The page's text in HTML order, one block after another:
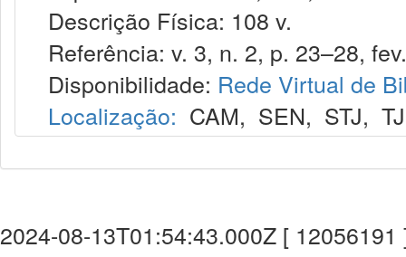
Descrição Física: 108 v.
Referência: v. 3, n. 2, p. 23–28,
Disponibilidade: Rede Virtual de
Localização: CAM, SEN, STJ,
2024-08-13T01:54:43.000Z [ 12056191